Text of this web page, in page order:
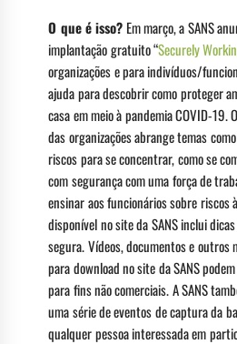
O que é isso? Em março, a SANS
implantação gratuito “Securely
organizações e para indivíduos/
ajuda para descobrir como proteger
casa em meio à pandemia COVID-19.
das organizações abrange temas
riscos para se concentrar, como se
com segurança com uma força de
ensinar aos funcionários sobre riscos
disponível no site da SANS inclui
segura. Vídeos, documentos e outros
para download no site da SANS
para fins não comerciais. A SANS
uma série de eventos de captura da
qualquer pessoa interessada em